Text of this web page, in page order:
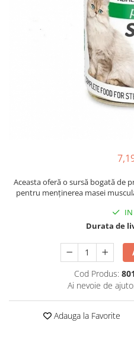
Aceasta oferă o sursă bogată de
pentru menținerea masei
IN
Durata de
Cod Produs:
Ai nevoie de
Adauga la Favorite